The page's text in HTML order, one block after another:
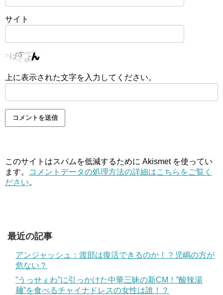
サイト
上に表示された文字を入力してください。
このサイトはスパムを低減するために Akismet を使ってい
ます。
コメントデータの処理方法の詳細はこちらをご覧く
ださい。
最近の記事
アンジャッシュ：渡部は復活できるのか！？児嶋の方が
危ない？
”うっせぇわ”に引っかけた中華三昧の新CM！”酸辣湯
麺”を食べるチャイナドレスの女性は誰！？